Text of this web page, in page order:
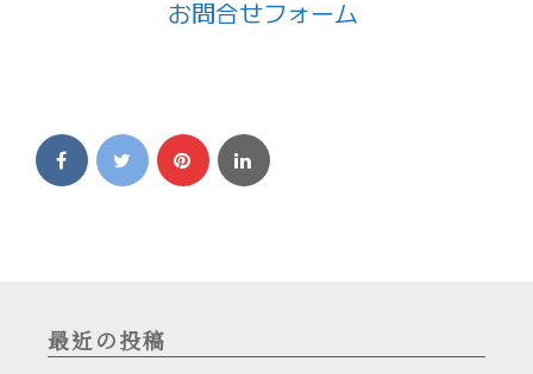
お問合せフォーム
最近の投稿